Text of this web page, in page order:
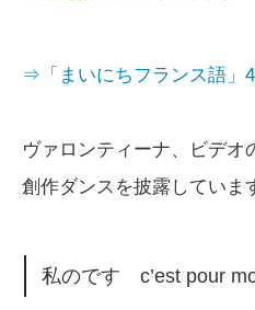
⇒「まいにちフランス語
ヴァロンティーナ、ビデオ
創作ダンスを披露していま
私のです c’est pour